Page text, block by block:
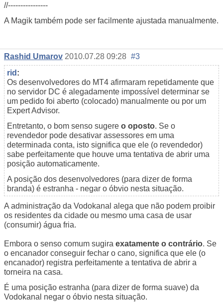
//----------------
A Magik também pode ser facilmente ajustada manualmente.
Rashid Umarov 2010.07.28 09:28 #3
rid :
Os desenvolvedores do MT4 afirmaram repetidamente que
no servidor DC é alegadamente impossível determinar se
um pedido foi aberto (colocado) manualmente ou por um
Expert Advisor.
Entretanto, o bom senso sugere o oposto. Se o
revendedor pode desativar assessores em uma
determinada conta, isto significa que ele (o revendedor)
sabe perfeitamente que houve uma tentativa de abrir uma
posição automaticamente.
A posição dos desenvolvedores (para dizer de forma
branda) é estranha - negar o óbvio nesta situação.
A administração da Vodokanal alega que não podem proibir
os residentes da cidade ou mesmo uma casa de usar
(consumir) água fria.
Embora o senso comum sugira exatamente o contrário. Se
o encanador conseguir fechar o cano, significa que ele (o
encanador) registra perfeitamente a tentativa de abrir a
torneira na casa.
É uma posição estranha (para dizer de forma suave) da
Vodokanal negar o óbvio nesta situação.